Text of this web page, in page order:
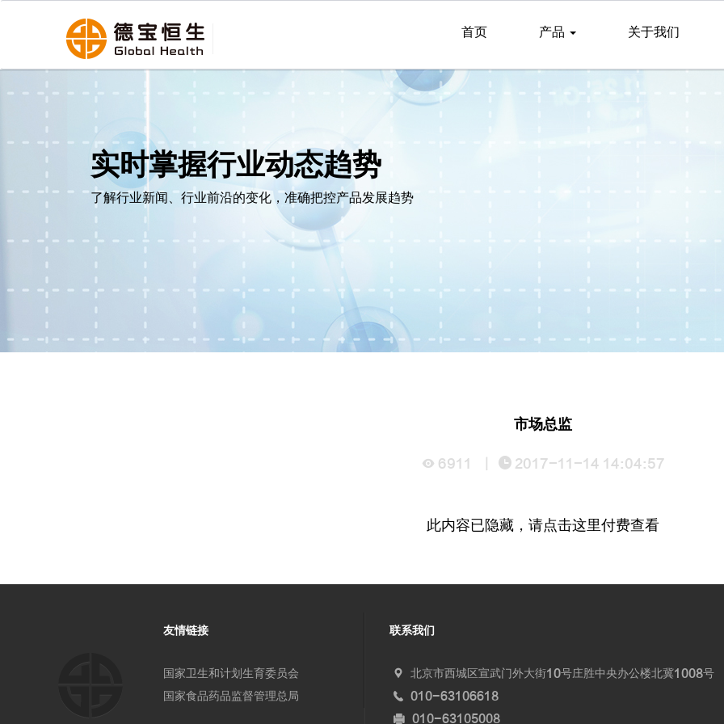
首页 产品 关于我们
实时掌握行业动态趋势
了解行业新闻、行业前沿的变化，准确把控产品发展趋势
市场总监
6911 2017-11-14 14:04:57
此内容已隐藏，请点击这里付费查看
友情链接
国家卫生和计划生育委员会
国家食品药品监督管理总局
联系我们
北京市西城区宣武门外大街10号庄胜中央办公楼北冀1008号
010-63106618
010-63105008